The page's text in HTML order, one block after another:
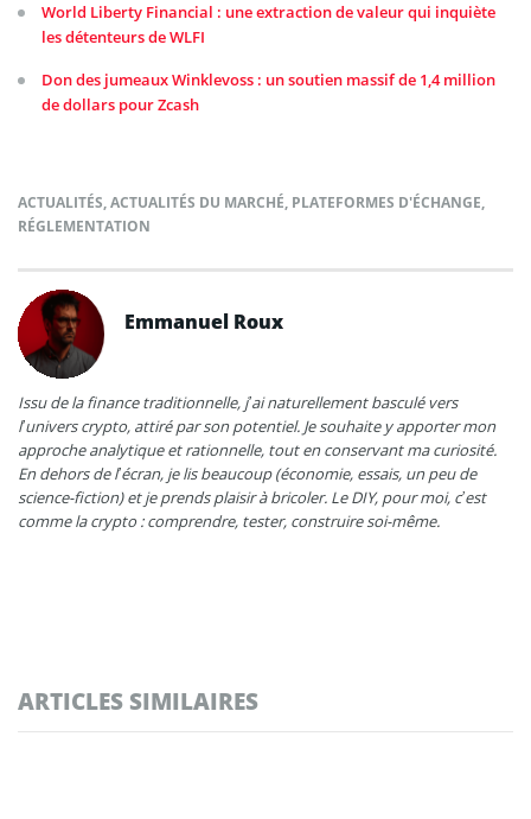
World Liberty Financial : une extraction de valeur qui inquiète
les détenteurs de WLFI
Don des jumeaux Winklevoss : un soutien massif de 1,4 million
de dollars pour Zcash
ACTUALITÉS,ACTUALITÉS DU MARCHÉ, PLATEFORMES D'ÉCHANGE,
RÉGLEMENTATION
Emmanuel Roux
Issu de la finance traditionnelle, j’ai naturellement basculé vers
l’univers crypto, attiré par son potentiel. Je souhaite y apporter mon
approche analytique et rationnelle, tout en conservant ma curiosité.
En dehors de l’écran, je lis beaucoup (économie, essais, un peu de
science-fiction) et je prends plaisir à bricoler. Le DIY, pour moi, c’est
comme la crypto : comprendre, tester, construire soi-même.
ARTICLES SIMILAIRES